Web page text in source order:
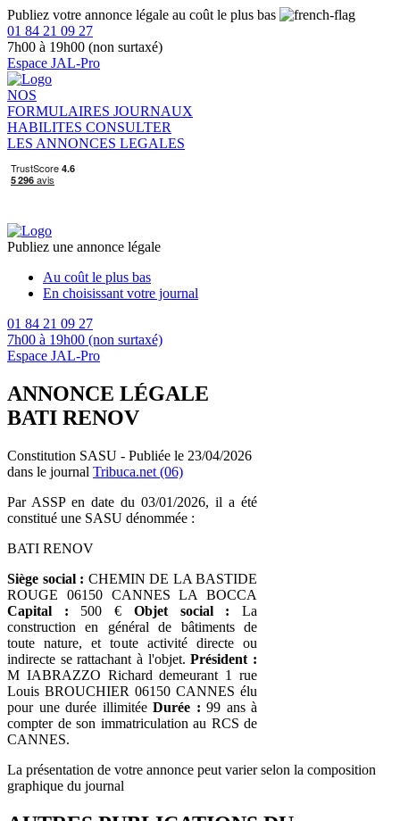
Publiez votre annonce légale au coût le plus bas
01 84 21 09 27
7h00 à 19h00 (non surtaxé)
Espace JAL-Pro
NOS
FORMULAIRES JOURNAUX
HABILITES CONSULTER
LES ANNONCES LEGALES
Publiez une annonce légale
Au coût le plus bas
En choisissant votre journal
01 84 21 09 27
7h00 à 19h00 (non surtaxé)
Espace JAL-Pro
ANNONCE LÉGALE
BATI RENOV
Constitution SASU - Publiée le 23/04/2026
dans le journal Tribuca.net (06)
Par ASSP en date du 03/01/2026, il a été
constitué une SASU dénommée :
BATI RENOV
Siège social : CHEMIN DE LA BASTIDE
ROUGE 06150 CANNES LA BOCCA
Capital : 500 € Objet social : La
construction en général de bâtiments de
toute nature, et toute activité directe ou
indirecte se rattachant à l'objet.Président :
M IABRAZZO Richard demeurant 1 rue
Louis BROUCHIER 06150 CANNES élu
pour une durée illimitée Durée : 99 ans à
compter de son immatriculation au RCS de
CANNES.
La présentation de votre annonce peut varier selon la composition
graphique du journal